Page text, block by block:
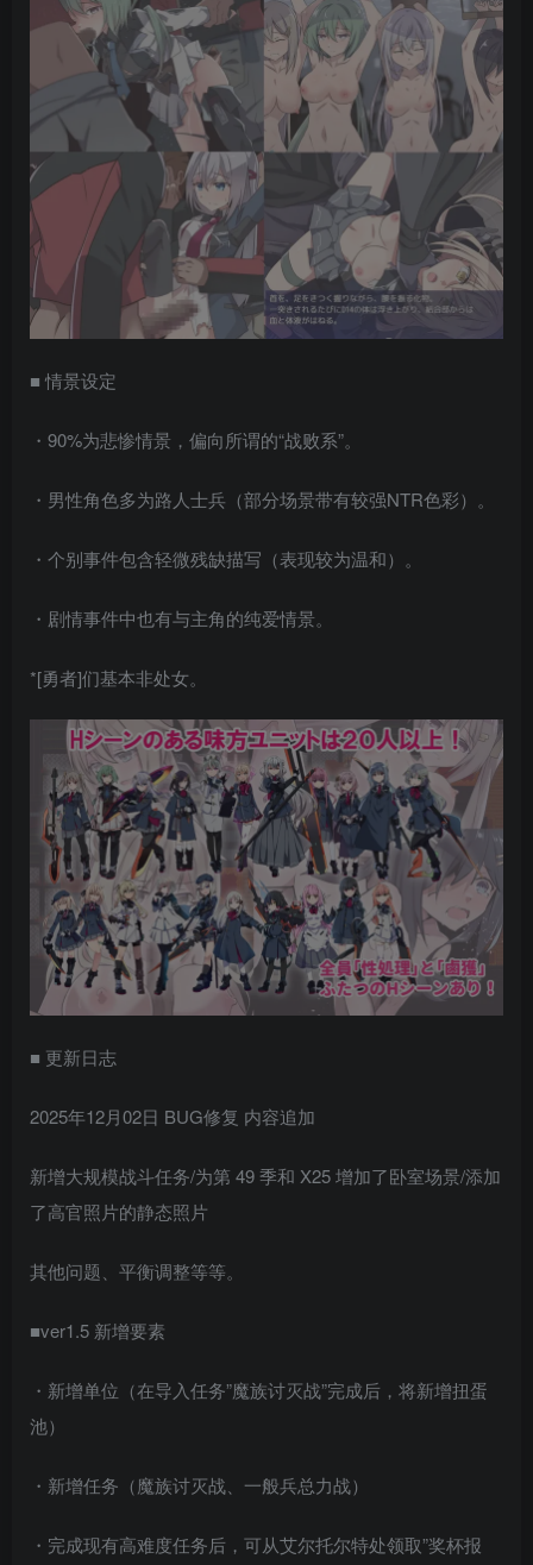
■ 情景设定
・90%为悲惨情景，偏向所谓的“战败系”。
・男性角色多为路人士兵（部分场景带有较强NTR色彩）。
・个别事件包含轻微残缺描写（表现较为温和）。
・剧情事件中也有与主角的纯爱情景。
*[勇者]们基本非处女。
■ 更新日志
2025年12月02日 BUG修复 内容追加
新增大规模战斗任务/为第 49 季和 X25 增加了卧室场景/添加
了高官照片的静态照片
其他问题、平衡调整等等。
■ver1.5 新增要素
・新增单位（在导入任务”魔族讨灭战”完成后，将新增扭蛋
池）
・新增任务（魔族讨灭战、一般兵总力战）
・完成现有高难度任务后，可从艾尔托尔特处领取”奖杯报